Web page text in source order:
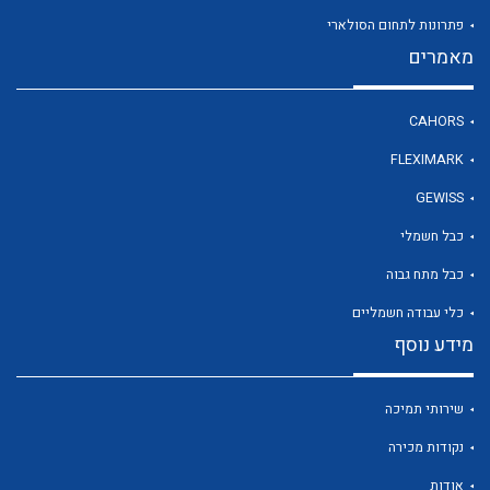
לכל מוצרי היצרן
פתרונות לתחום הסולארי
מאמרים
CAHORS
FLEXIMARK
GEWISS
כבל חשמלי
כבל מתח גבוה
כלי עבודה חשמליים
מידע נוסף
שירותי תמיכה
נקודות מכירה
אודות